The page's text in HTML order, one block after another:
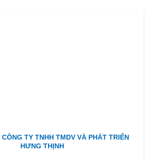
TY TNHH TMDV VÀ PHÁT TRIỂN
HƯNG THỊNH